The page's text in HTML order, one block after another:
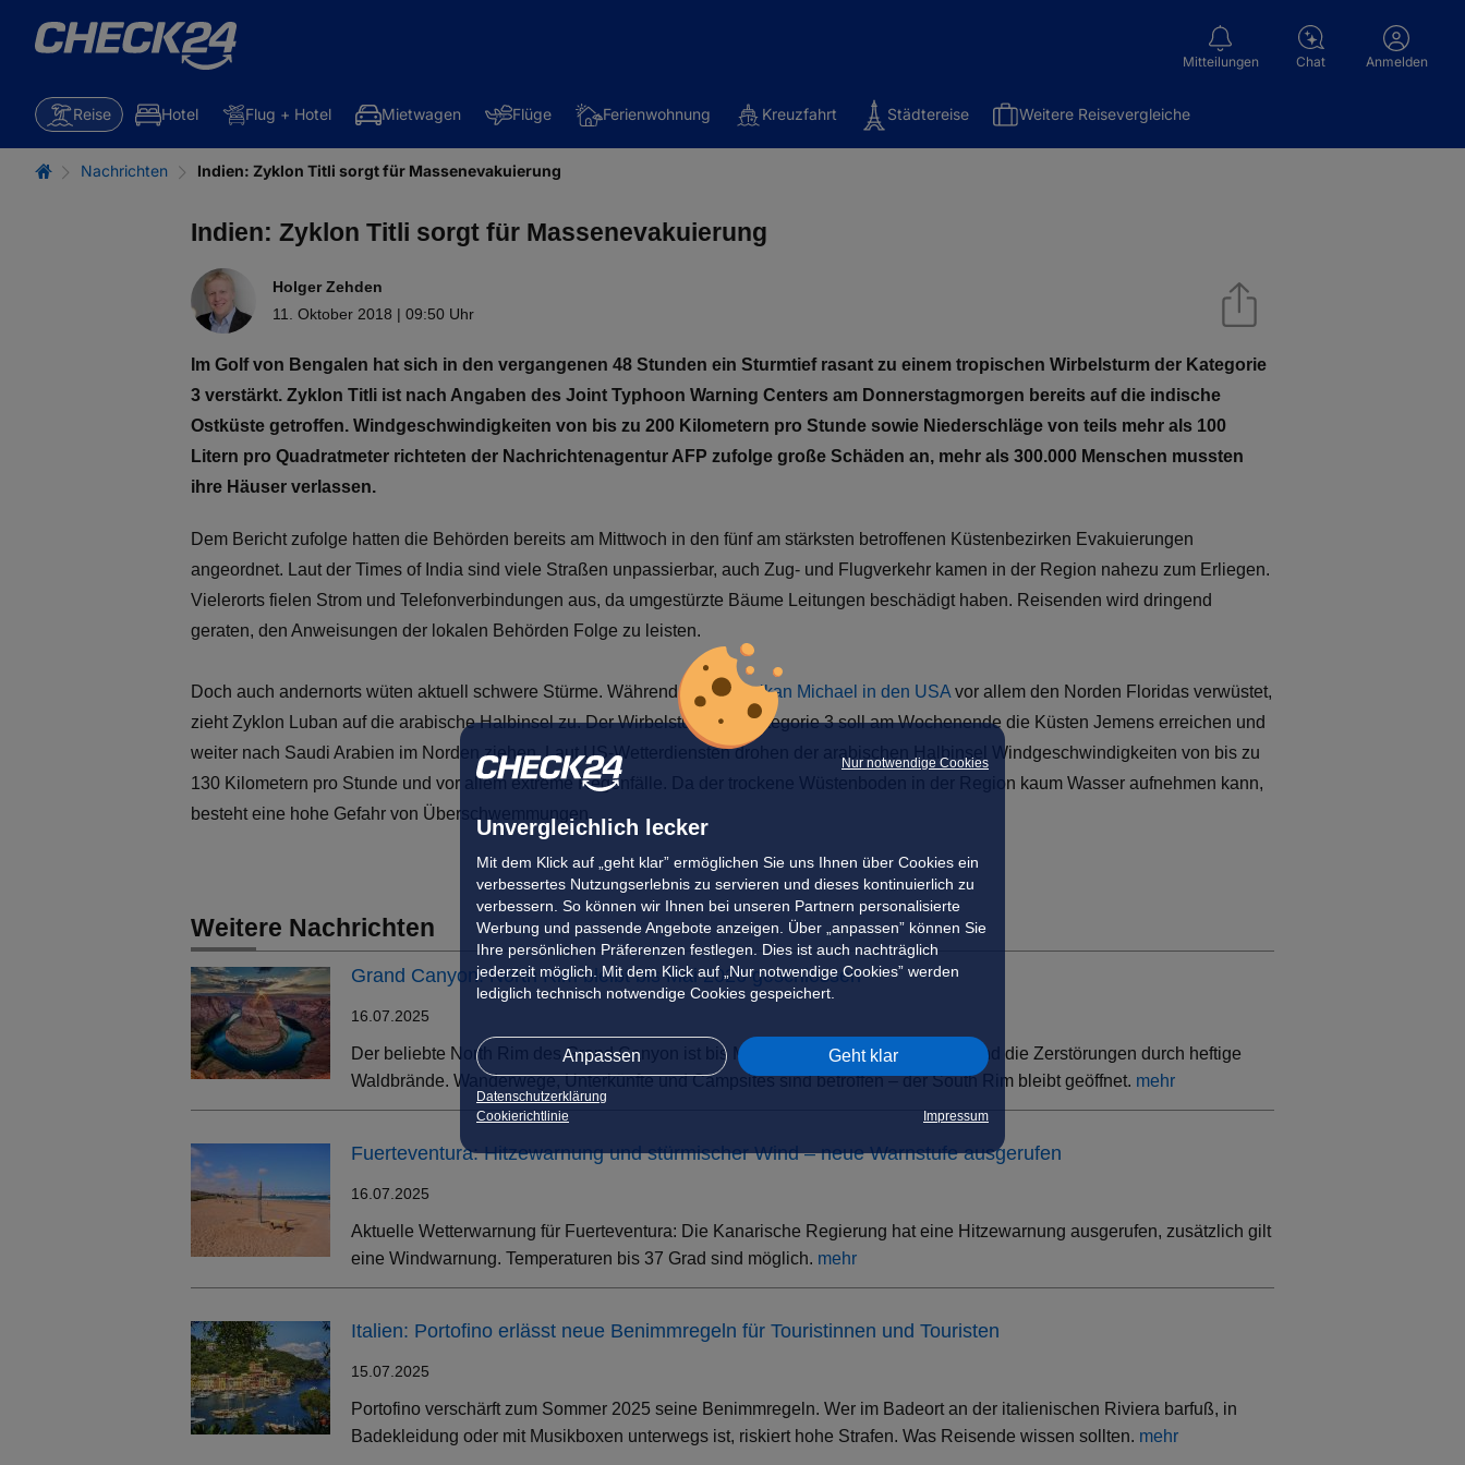
Nur notwendige Cookies
Unvergleichlich lecker
Mit dem Klick auf „geht klar” ermöglichen Sie uns Ihnen über Cookies ein
verbessertes Nutzungserlebnis zu servieren und dieses kontinuierlich zu
verbessern. So können wir Ihnen bei unseren Partnern personalisierte
Werbung und passende Angebote anzeigen. Über „anpassen” können Sie
Ihre persönlichen Präferenzen festlegen. Dies ist auch nachträglich
jederzeit möglich. Mit dem Klick auf „Nur notwendige Cookies” werden
lediglich technisch notwendige Cookies gespeichert.
Anpassen Geht klar
Datenschutzerklärung
Cookierichtlinie
Impressum
Mitteilungen Chat Anmelden
Reise Hotel Flug + Hotel Mietwagen Flüge Ferienwohnung Kreuzfahrt Städtereise Weitere Reisevergleiche
Nachrichten Indien: Zyklon Titli sorgt für Massenevakuierung
Indien: Zyklon Titli sorgt für Massenevakuierung
Holger Zehden
11. Oktober 2018 | 09:50 Uhr
Im Golf von Bengalen hat sich in den vergangenen 48 Stunden ein Sturmtief rasant zu einem tropischen Wirbelsturm der Kategorie
3 verstärkt. Zyklon Titli ist nach Angaben des Joint Typhoon Warning Centers am Donnerstagmorgen bereits auf die indische
Ostküste getroffen. Windgeschwindigkeiten von bis zu 200 Kilometern pro Stunde sowie Niederschläge von teils mehr als 100
Litern pro Quadratmeter richteten der Nachrichtenagentur AFP zufolge große Schäden an, mehr als 300.000 Menschen mussten
ihre Häuser verlassen.
Dem Bericht zufolge hatten die Behörden bereits am Mittwoch in den fünf am stärksten betroffenen Küstenbezirken Evakuierungen
angeordnet. Laut der Times of India sind viele Straßen unpassierbar, auch Zug- und Flugverkehr kamen in der Region nahezu zum Erliegen.
Vielerorts fielen Strom und Telefonverbindungen aus, da umgestürzte Bäume Leitungen beschädigt haben. Reisenden wird dringend
geraten, den Anweisungen der lokalen Behörden Folge zu leisten.
Doch auch andernorts wüten aktuell schwere Stürme. Während Superhurrikan Michael in den USA vor allem den Norden Floridas verwüstet,
zieht Zyklon Luban auf die arabische Halbinsel zu. Der Wirbelsturm der Kategorie 3 soll am Wochenende die Küsten Jemens erreichen und
weiter nach Saudi Arabien im Norden ziehen. Laut US-Wetterdiensten drohen der arabischen Halbinsel Windgeschwindigkeiten von bis zu
130 Kilometern pro Stunde und vor allem extreme Regenfälle. Da der trockene Wüstenboden in der Region kaum Wasser aufnehmen kann,
besteht eine hohe Gefahr von Überschwemmungen.
Weitere Nachrichten
Grand Canyon: North Rim bleibt bis Mai 2026 geschlossen
16.07.2025
Der beliebte North Rim des Grand Canyon ist bis Mai 2026 geschlossen. Grund sind die Zerstörungen durch heftige
Waldbrände. Wanderwege, Unterkünfte und Campsites sind betroffen – der South Rim bleibt geöffnet. mehr
Fuerteventura: Hitzewarnung und stürmischer Wind – neue Warnstufe ausgerufen
16.07.2025
Aktuelle Wetterwarnung für Fuerteventura: Die Kanarische Regierung hat eine Hitzewarnung ausgerufen, zusätzlich gilt
eine Windwarnung. Temperaturen bis 37 Grad sind möglich. mehr
Italien: Portofino erlässt neue Benimmregeln für Touristinnen und Touristen
15.07.2025
Portofino verschärft zum Sommer 2025 seine Benimmregeln. Wer im Badeort an der italienischen Riviera barfuß, in
Badekleidung oder mit Musikboxen unterwegs ist, riskiert hohe Strafen. Was Reisende wissen sollten. mehr